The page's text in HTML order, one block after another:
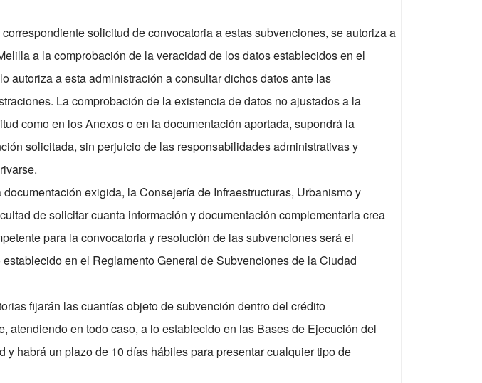
solicitud de convocatoria a estas subvenciones, se autoriza a
a la comprobación de la veracidad de los datos establecidos en el
autoriza a esta administración a consultar dichos datos ante las
La comprobación de la existencia de datos no ajustados a la
como en los Anexos o en la documentación aportada, supondrá la
solicitada, sin perjuicio de las responsabilidades administrativas y
exigida, la Consejería de Infraestructuras, Urbanismo y
de solicitar cuanta información y documentación complementaria crea
para la convocatoria y resolución de las subvenciones será el
en el Reglamento General de Subvenciones de la Ciudad
fijarán las cuantías objeto de subvención dentro del crédito
atendiendo en todo caso, a lo establecido en las Bases de Ejecución del
y habrá un plazo de 10 días hábiles para presentar cualquier tipo de